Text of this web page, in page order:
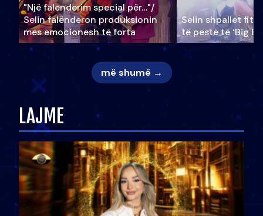
"Një falenderim special për…"/
Selin falënderon produksionin
mes emocionesh të forta
Selin shpallet
të pestë të ‘Big
më shumë →
LAJME